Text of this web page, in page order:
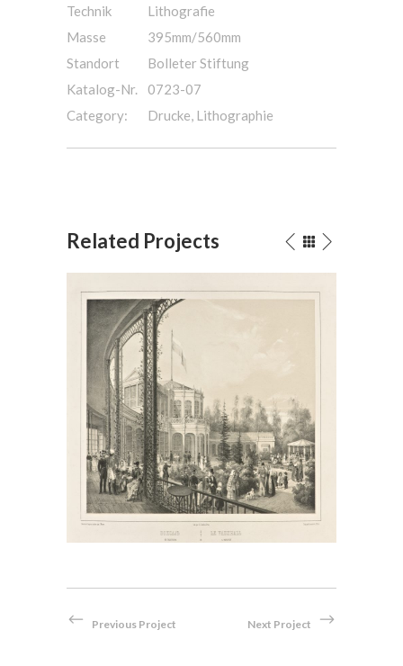
Technik
Lithografie
Masse
395mm/560mm
Standort
Bolleter Stiftung
Katalog-Nr.
0723-07
Category:
Drucke, Lithographie
Related Projects
Le Vauxhall à Pavlofsky
Drucke/Lithographie
Previous Project Next Project